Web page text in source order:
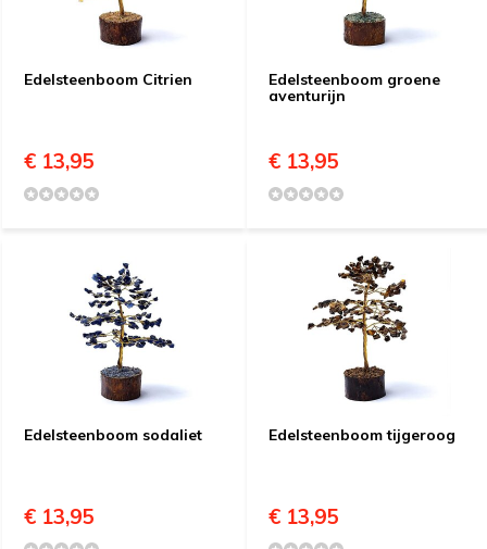
Edelsteenboom Citrien
€ 13,95
Edelsteenboom groene
aventurijn
€ 13,95
Edelsteenboom sodaliet
€ 13,95
Edelsteenboom tijgeroog
€ 13,95